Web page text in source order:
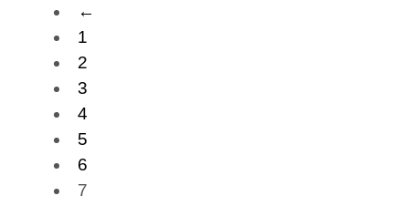
←
1
2
3
4
5
6
7